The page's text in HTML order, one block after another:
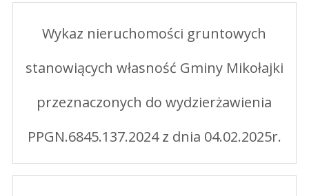
Wykaz nieruchomości gruntowych
stanowiących własność Gminy Mikołajki
przeznaczonych do wydzierżawienia
PPGN.6845.137.2024 z dnia 04.02.2025r.